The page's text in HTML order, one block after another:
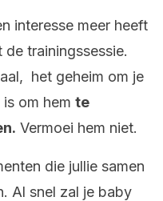
interesse meer heeft
trainingssessie.
het geheim om je
om hem te
Vermoei hem niet.
die jullie samen
Al snel zal je baby